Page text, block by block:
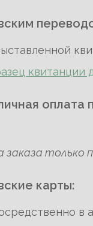
квитанции
оплата
заказа только
карты:
в